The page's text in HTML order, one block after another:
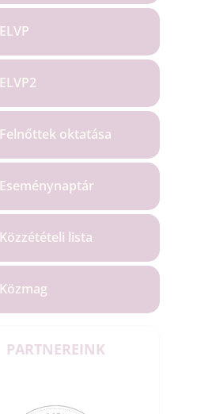
ELVP
ELVP2
Felnőttek oktatása
Eseménynaptár
Közzétételi lista
Közmag
PARTNEREINK